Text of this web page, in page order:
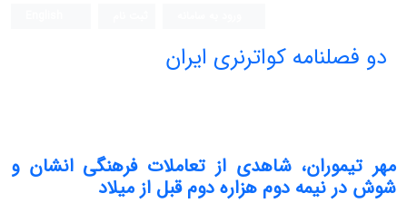
دو فصلنامه کواترنری ایران
مهر تیموران، شاهدی از تعاملات فرهنگی انشان و
شوش در نیمه دوم هزاره دوم قبل از میلاد